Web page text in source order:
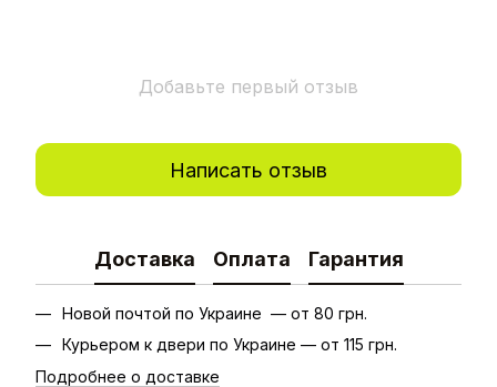
Добавьте первый отзыв
Написать отзыв
Доставка Оплата Гарантия
Новой почтой по Украине — от 80 грн.
Курьером к двери по Украине — от 115 грн.
Подробнее о доставке